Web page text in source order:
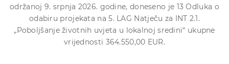
održanoj 9. srpnja 2026. godine, doneseno je 13 Odluka o
odabiru projekata na 5. LAG Natječu za INT 2.1.
„Poboljšanje životnih uvjeta u lokalnoj sredini“ ukupne
vrijednosti 364.550,00 EUR.